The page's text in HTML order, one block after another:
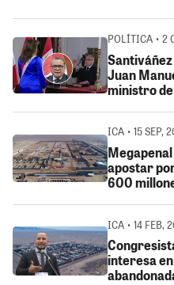
POLÍTICA • 2
Juan
ministro
ICA • 15 SEP,
apostar
600
ICA • 14 FEB,
interesa